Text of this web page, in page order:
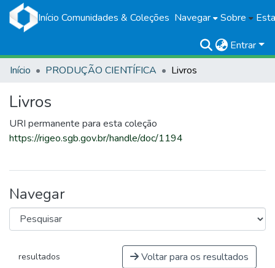
Início Comunidades & Coleções Navegar Sobre
Entrar
Início
PRODUÇÃO CIENTÍFICA Livros
Livros
URI permanente para esta coleção
https://rigeo.sgb.gov.br/handle/doc/1194
Navegar
resultados Voltar para os resultados